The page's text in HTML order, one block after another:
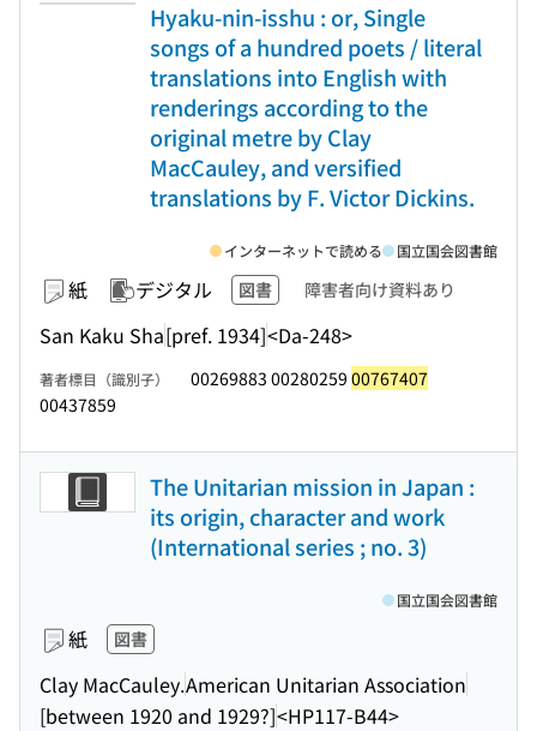
Hyaku-nin-isshu : or, Single
songs of a hundred poets / literal
translations into English with
renderings according to the
original metre by Clay
MacCauley, and versified
translations by F. Victor Dickins.
紙 デジタル 図書 障害者向け資料あり
San Kaku Sha[pref. 1934]<Da-248>
インターネットで読める 国立国会図書館
著者標目（識別子） 00269883 00280259 00767407
00437859
The Unitarian mission in Japan :
its origin, character and work
(International series ; no. 3)
紙 図書
Clay MacCauley.American Unitarian Association
[between 1920 and 1929?]<HP117-B44>
国立国会図書館